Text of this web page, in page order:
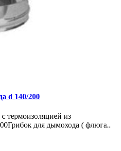
d 140/200
термоизоляцией из
для дымохода ( флюга..